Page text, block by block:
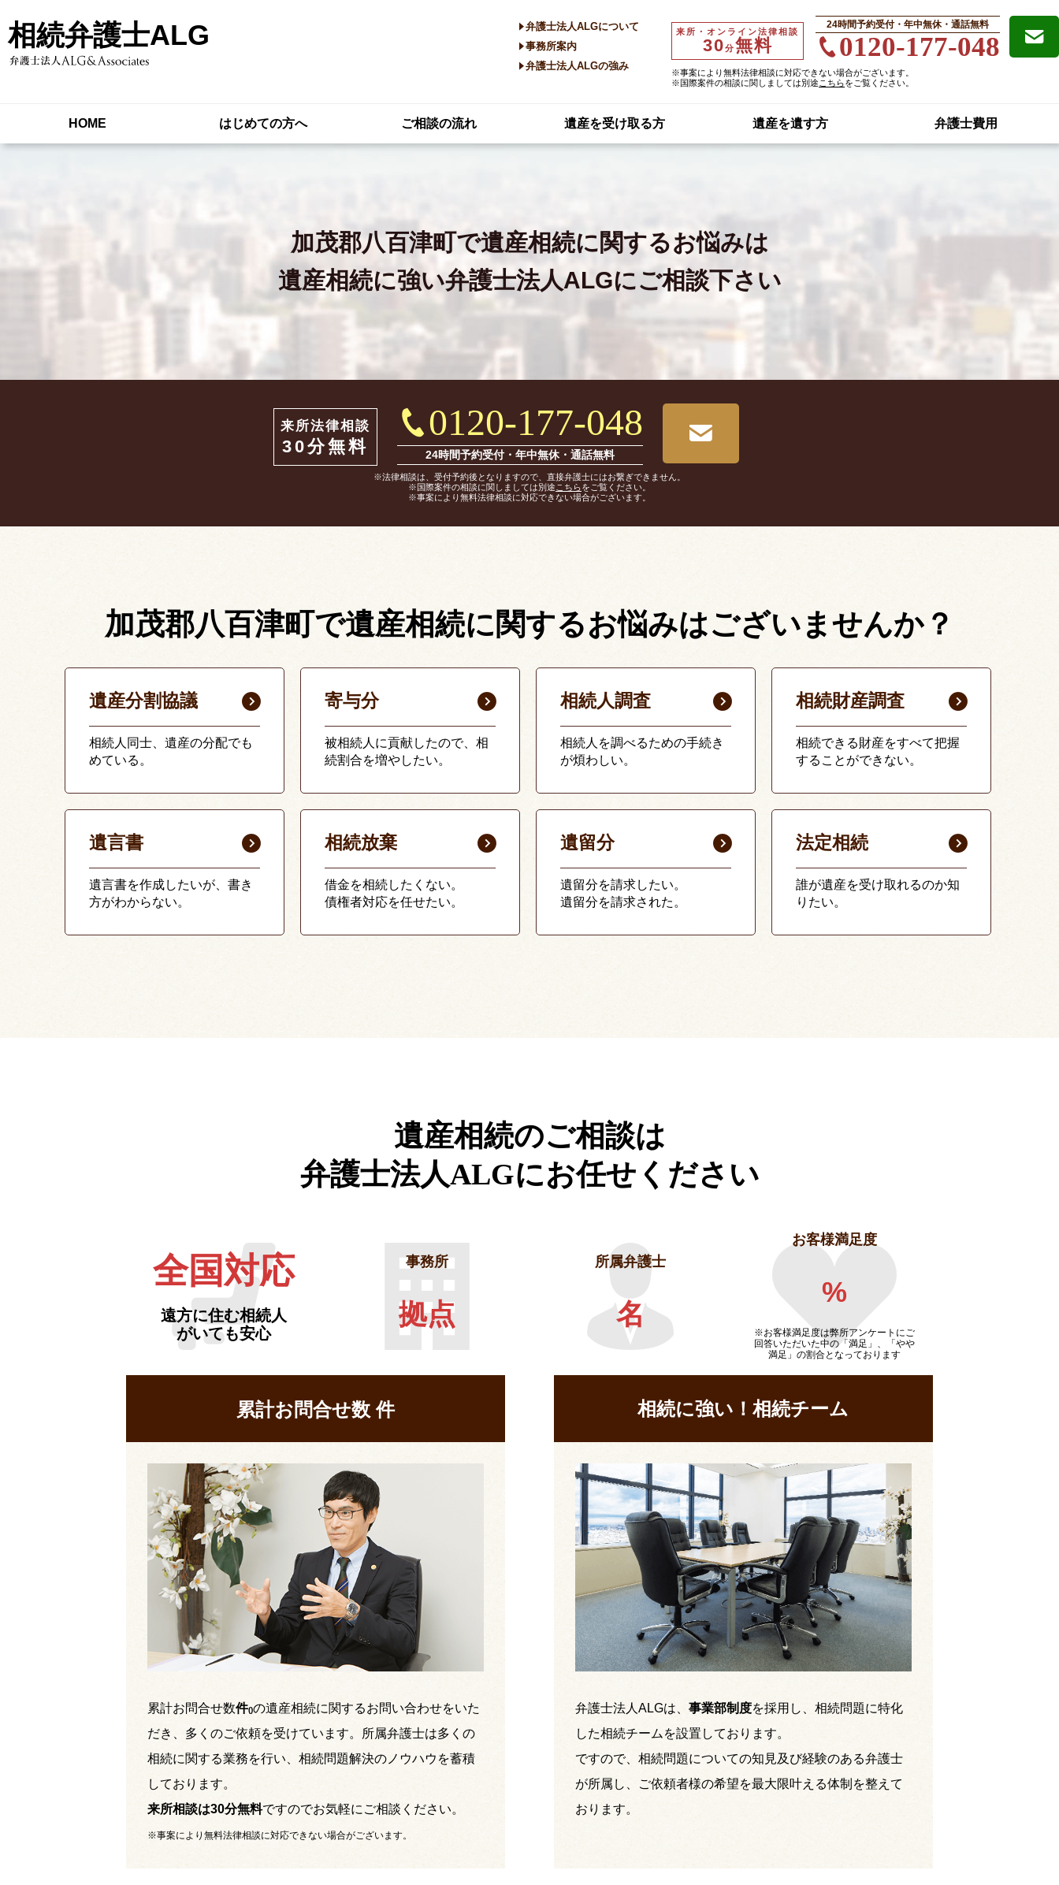
相続弁護士ALG 来所・オンライン法律相談
30分無料
24時間予約受付・年中無休・通話無料
0120-177-048
※事案により無料法律相談に対応できない場合がございます。
※国際案件の相談に関しましては別途 こちらをご覧ください。
弁護士法人ALGについて
事務所案内
弁護士法人ALGの強み
HOME はじめての方へ ご相談の流れ 遺産を受け取る方 遺産を遺す方 弁護士費用
加茂郡八百津町で遺産相続に関するお悩みは
遺産相続に強い弁護士法人ALGにご相談下さい
来所法律相談
30分無料
0120-177-048
24時間予約受付・年中無休・通話無料
※法律相談は、受付予約後となりますので、直接弁護士にはお繋ぎできません。
※国際案件の相談に関しましては別途 こちらをご覧ください。
※事案により無料法律相談に対応できない場合がございます。
加茂郡八百津町で遺産相続に関するお悩みはございませんか？
遺産分割協議
相続人同士、遺産の分配でも
めている。
寄与分
被相続人に貢献したので、相
続割合を増やしたい。
相続人調査
相続人を調べるための手続き
が煩わしい。
相続財産調査
相続できる財産をすべて把握
することができない。
遺言書
遺言書を作成したいが、書き
方がわからない。
相続放棄
借金を相続したくない。
債権者対応を任せたい。
遺留分
遺留分を請求したい。
遺留分を請求された。
法定相続
誰が遺産を受け取れるのか知
りたい。
遺産相続のご相談は
弁護士法人ALGにお任せください
全国対応
遠方に住む相続人
がいても安心
事務所
拠点
所属弁護士
名
お客様満足度
%
※お客様満足度は弊所アンケートにご
回答いただいた中の「満足」、「やや
満足」の割合となっております
累計お問合せ数件
累計お問合せ数件()の遺産相続に関するお問い合わせをいた
だき、多くのご依頼を受けています。所属弁護士は多くの
相続に関する業務を行い、相続問題解決のノウハウを蓄積
しております。
来所相談は30分無料ですのでお気軽にご相談ください。
※事案により無料法律相談に対応できない場合がございます。
相続に強い！相続チーム
弁護士法人ALGは、 事業部制度を採用し、相続問題に特化
した相続チームを設置しております。
ですので、相続問題についての知見及び経験のある弁護士
が所属し、ご依頼者様の希望を最大限叶える体制を整えて
おります。